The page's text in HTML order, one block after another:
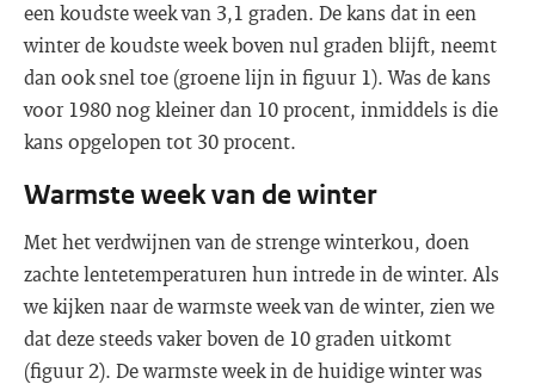
een koudste week van 3,1 graden. De kans dat in een
winter de koudste week boven nul graden blijft, neemt
dan ook snel toe (groene lijn in figuur 1). Was de kans
voor 1980 nog kleiner dan 10 procent, inmiddels is die
kans opgelopen tot 30 procent.
Warmste week van de winter
Met het verdwijnen van de strenge winterkou, doen
zachte lentetemperaturen hun intrede in de winter. Als
we kijken naar de warmste week van de winter, zien we
dat deze steeds vaker boven de 10 graden uitkomt
(figuur 2). De warmste week in de huidige winter was